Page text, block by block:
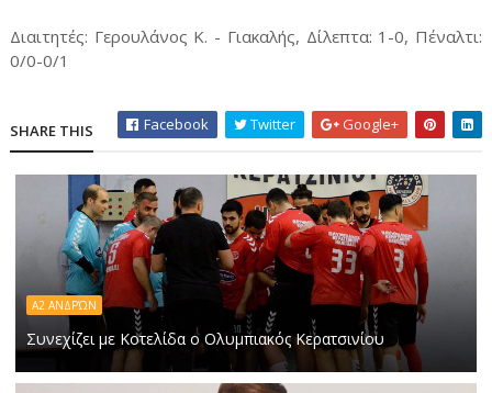
Διαιτητές: Γερουλάνος Κ. - Γιακαλής, Δίλεπτα: 1-0, Πέναλτι:
0/0-0/1
SHARE THIS Facebook Twitter Google+
Α2 ΑΝΔΡΏΝ
Συνεχίζει με Κοτελίδα ο Ολυμπιακός Κερατσινίου